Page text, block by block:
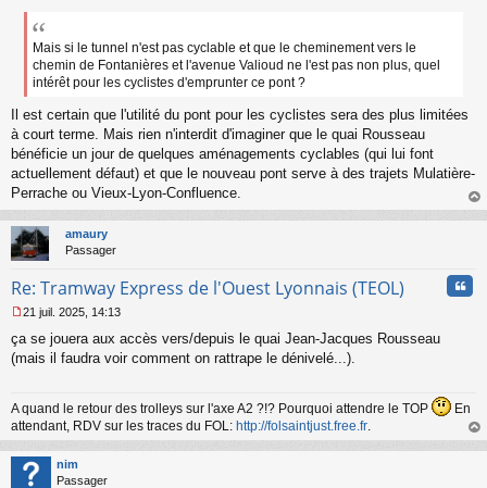
e
e
n
l
u
Mais si le tunnel n'est pas cyclable et que le cheminement vers le
chemin de Fontanières et l'avenue Valioud ne l'est pas non plus, quel
intérêt pour les cyclistes d'emprunter ce pont ?
Il est certain que l'utilité du pont pour les cyclistes sera des plus limitées
à court terme. Mais rien n'interdit d'imaginer que le quai Rousseau
bénéficie un jour de quelques aménagements cyclables (qui lui font
actuellement défaut) et que le nouveau pont serve à des trajets Mulatière-
Perrache ou Vieux-Lyon-Confluence.
au
amaury
Passager
Re: Tramway Express de l'Ouest Lyonnais (TEOL)
e
s
g
e
n
o
n
21 juil. 2025, 14:13
ça se jouera aux accès vers/depuis le quai Jean-Jacques Rousseau
(mais il faudra voir comment on rattrape le dénivelé...).
A quand le retour des trolleys sur l'axe A2 ?!? Pourquoi attendre le TOP
En
attendant, RDV sur les traces du FOL: http://folsaintjust.free.fr
au
nim
Passager